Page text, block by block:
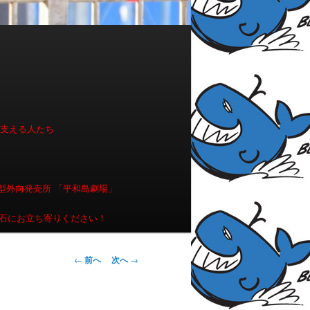
える人たち
外向発売所 「平和島劇場」
にお立ち寄りください！
投稿ナビゲー
← 前へ 次へ→